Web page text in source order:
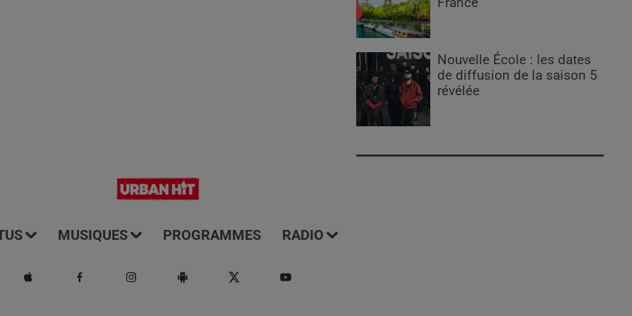
Nouvelle École : les dates
de diffusion de la saison 5
révélée
MUSIQUES PROGRAMMES RADIO